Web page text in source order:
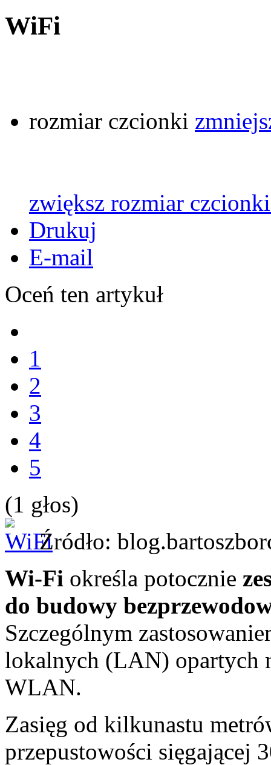
WiFi
rozmiar czcionki
zwiększ rozmiar czcionki
Drukuj
E-mail
Oceń ten artykuł
1
2
3
4
5
(1 głos)
Źródło:
Wi-Fi określa potocznie
do budowy
Szczególnym
lokalnych (LAN) opartych
WLAN.
Zasięg od kilkunastu
przepustowości sięgającej